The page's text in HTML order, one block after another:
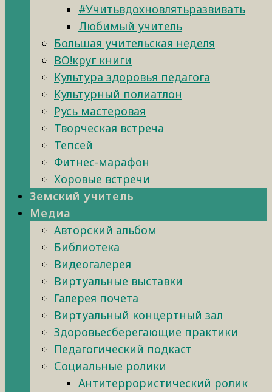
#Учитьвдохновлятьразвивать
Любимый учитель
Большая учительская неделя
ВО!круг книги
Культура здоровья педагога
Культурный полиатлон
Русь мастеровая
Творческая встреча
Тепсей
Фитнес-марафон
Хоровые встречи
Земский учитель
Медиа
Авторский альбом
Библиотека
Видеогалерея
Виртуальные выставки
Галерея почета
Виртуальный концертный зал
Здоровьесберегающие практики
Педагогический подкаст
Социальные ролики
Антитеррористический ролик